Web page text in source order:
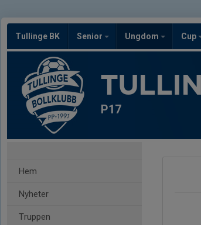
Tullinge BK Senior Ungdom Cup
P17
Hem
Nyheter
Truppen